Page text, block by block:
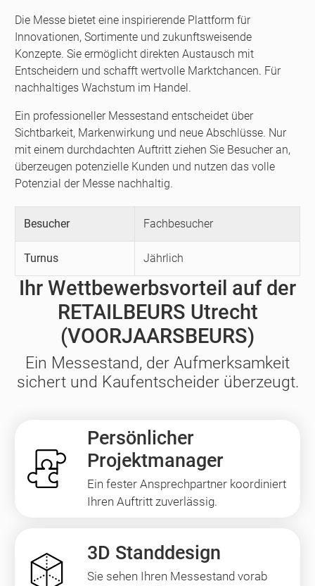
Die Messe bietet eine inspirierende Plattform für
Innovationen, Sortimente und zukunftsweisende
Konzepte. Sie ermöglicht direkten Austausch mit
Entscheidern und schafft wertvolle Marktchancen. Für
nachhaltiges Wachstum im Handel.
Ein professioneller Messestand entscheidet über
Sichtbarkeit, Markenwirkung und neue Abschlüsse. Nur
mit einem durchdachten Auftritt ziehen Sie Besucher an,
überzeugen potenzielle Kunden und nutzen das volle
Potenzial der Messe nachhaltig.
Besucher Fachbesucher
Turnus Jährlich
Ihr Wettbewerbsvorteil auf der
RETAILBEURS Utrecht
(VOORJAARSBEURS)
Ein Messestand, der Aufmerksamkeit
sichert und Kaufentscheider überzeugt.
Persönlicher
Projektmanager
Ein fester Ansprechpartner koordiniert
Ihren Auftritt zuverlässig.
3D Standdesign
Sie sehen Ihren Messestand vorab